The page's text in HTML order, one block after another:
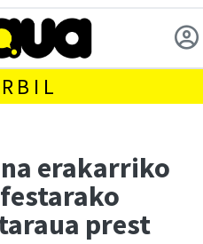
erakarriko
prest